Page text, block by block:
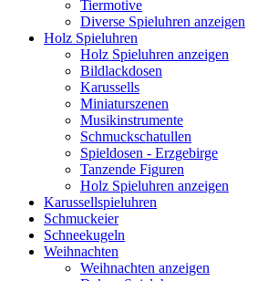
Tiermotive
Diverse Spieluhren anzeigen
Holz Spieluhren
Holz Spieluhren anzeigen
Bildlackdosen
Karussells
Miniaturszenen
Musikinstrumente
Schmuckschatullen
Spieldosen - Erzgebirge
Tanzende Figuren
Holz Spieluhren anzeigen
Karussellspieluhren
Schmuckeier
Schneekugeln
Weihnachten
Weihnachten anzeigen